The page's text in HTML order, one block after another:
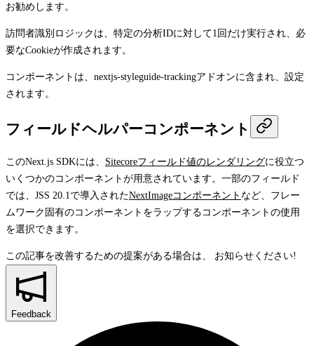
お勧めします。
訪問者識別ロジックは、特定の分析IDに対して1回だけ実行され、必
要なCookieが作成されます。
コンポーネントは、 nextjs-styleguide-trackingアドオンに含まれ、設定
されます。
フィールドヘルパーコンポーネント
このNext.js SDKには、 Sitecoreフィールド値のレンダリングに役立つ
いくつかのコンポーネントが用意されています。一部のフィールド
では、JSS 20.1で導入されたNextImageコンポーネント など、フレー
ムワーク固有のコンポーネントをラップするコンポーネントの使用
を選択できます。
この記事を改善するための提案がある場合は、 お知らせください!
Feedback